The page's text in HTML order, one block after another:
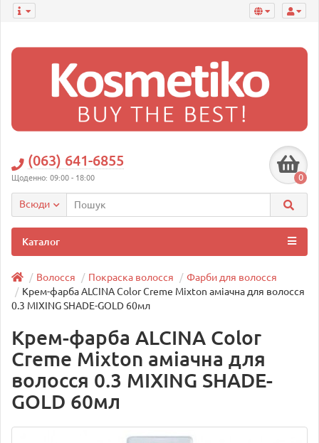
(063) 641-6855
Щоденно: 09:00 - 18:00 0
Всюди
Каталог
Волосся Покраска волосся
Фарби для волосся
Крем-фарба ALCINA Color Creme Mixton аміачна для волосся
0.3 MIXING SHADE-GOLD 60мл
Крем-фарба ALCINA Color
Creme Mixton аміачна для
волосся 0.3 MIXING SHADE-
GOLD 60мл